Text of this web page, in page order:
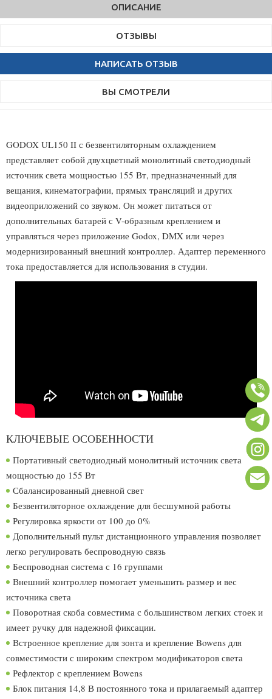
ОПИСАНИЕ
ОТЗЫВЫ
НАПИСАТЬ ОТЗЫВ
ВЫ СМОТРЕЛИ
GODOX UL150 II с безвентиляторным охлаждением
представляет собой двухцветный монолитный светодиодный
источник света мощностью 155 Вт, предназначенный для
вещания, кинематографии, прямых трансляций и других
видеоприложений со звуком. Он может питаться от
дополнительных батарей с V-образным креплением и
управляться через приложение Godox, DMX или через
модернизированный внешний контроллер. Адаптер переменного
тока предоставляется для использования в студии.
КЛЮЧЕВЫЕ ОСОБЕННОСТИ
Портативный светодиодный монолитный источник света
мощностью до 155 Вт
Сбалансированный дневной свет
Безвентиляторное охлаждение для бесшумной работы
Регулировка яркости от 100 до 0%
Дополнительный пульт дистанционного управления позволяет
легко регулировать беспроводную связь
Беспроводная система с 16 группами
Внешний контроллер помогает уменьшить размер и вес
источника света
Поворотная скоба совместима с большинством легких стоек и
имеет ручку для надежной фиксации.
Встроенное крепление для зонта и крепление Bowens для
совместимости с широким спектром модификаторов света
Рефлектор с креплением Bowens
Блок питания 14,8 В постоянного тока и прилагаемый адаптер